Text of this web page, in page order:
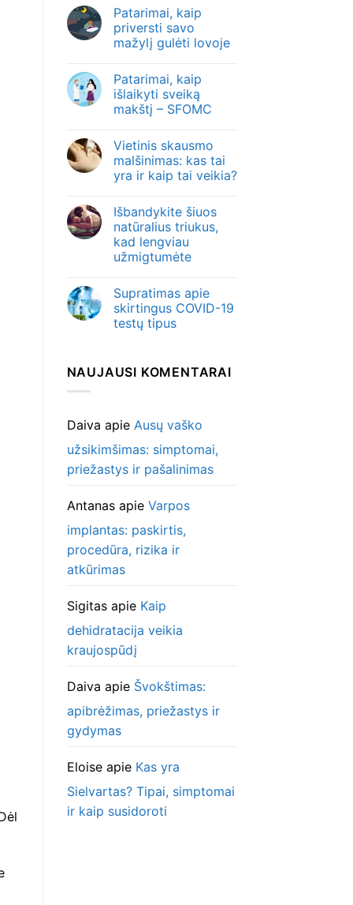
Patarimai, kaip
priversti savo
mažylį gulėti lovoje
Patarimai, kaip
išlaikyti sveiką
makštį – SFOMC
Vietinis skausmo
malšinimas: kas tai
yra ir kaip tai veikia?
Išbandykite šiuos
natūralius triukus,
kad lengviau
užmigtumėte
Supratimas apie
skirtingus COVID-19
testų tipus
NAUJAUSI KOMENTARAI
Daiva apie Ausų vaško
užsikimšimas: simptomai,
priežastys ir pašalinimas
Antanasapie Varpos
implantas: paskirtis,
procedūra, rizika ir
atkūrimas
Sigitasapie Kaip
dehidratacija veikia
kraujospūdį
Daiva apie Švokštimas:
apibrėžimas, priežastys ir
gydymas
Eloiseapie Kas yra
Sielvartas? Tipai, simptomai
ir kaip susidoroti